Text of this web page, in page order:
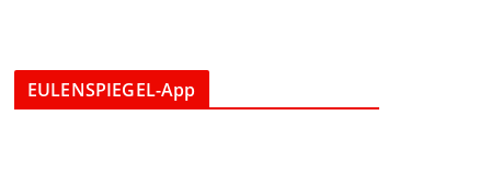
EULENSPIEGEL-App